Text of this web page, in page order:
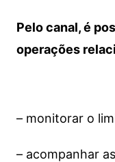
Pelo canal, é
operações
– monitorar o
– acompanhar